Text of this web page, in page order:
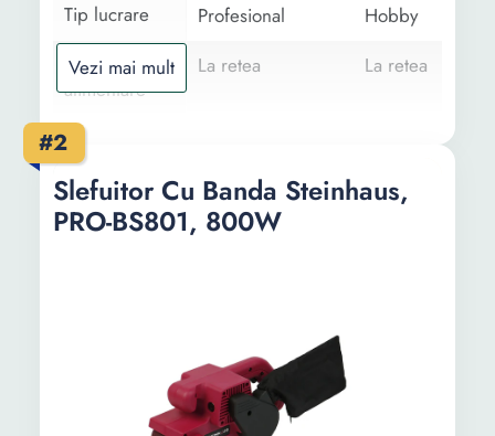
Tip lucrare
Profesional
Hobby
Tip
alimentare
La retea La retea
Suprafata
lucru
Functii Design compact
Design
Vezi mai mult
#2
Slefuitor Cu Banda Steinhaus,
PRO-BS801, 800W